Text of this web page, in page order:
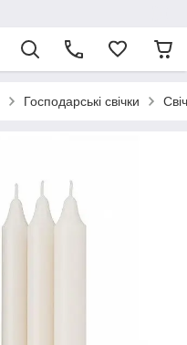
Господарські свічки